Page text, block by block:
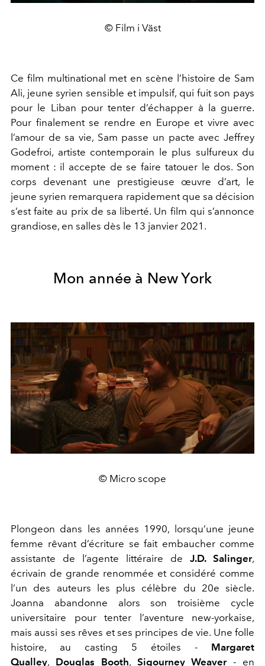
© Film i Väst
Ce film multinational met en scène l’histoire de Sam
Ali, jeune syrien sensible et impulsif, qui fuit son pays
pour le Liban pour tenter d’échapper à la guerre.
Pour finalement se rendre en Europe et vivre avec
l’amour de sa vie, Sam passe un pacte avec Jeffrey
Godefroi, artiste contemporain le plus sulfureux du
moment : il accepte de se faire tatouer le dos. Son
corps devenant une prestigieuse œuvre d’art, le
jeune syrien remarquera rapidement que sa décision
s’est faite au prix de sa liberté. Un film qui s’annonce
grandiose, en salles dès le 13 janvier 2021.
Mon année à New York
© Micro scope
Plongeon dans les années 1990, lorsqu’une jeune
femme rêvant d’écriture se fait embaucher comme
assistante de l’agente littéraire de J.D. Salinger,
écrivain de grande renommée et considéré comme
l’un des auteurs les plus célèbre du 20e siècle.
Joanna abandonne alors son troisième cycle
universitaire pour tenter l’aventure new-yorkaise,
mais aussi ses rêves et ses principes de vie. Une folle
histoire, au casting 5 étoiles - Margaret
Qualley, Douglas Booth, Sigourney Weaver- en